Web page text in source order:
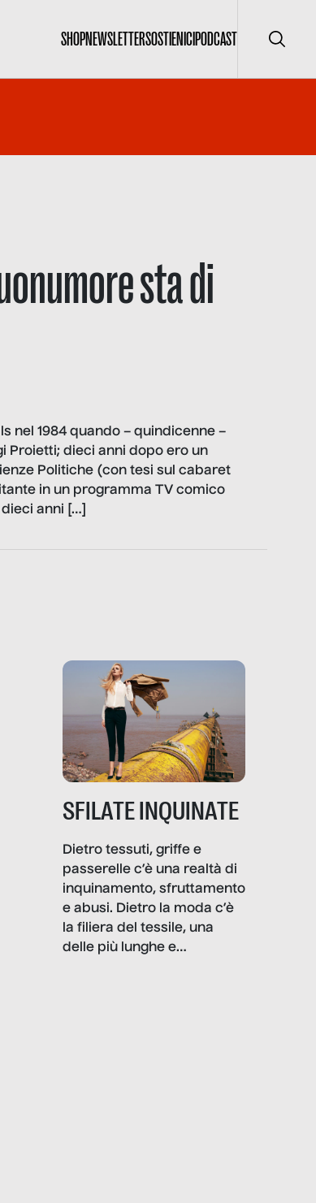
SHOPNEWSLETTERSOSTIENICIPODCAST Cerca
sta di
nel 1984 quando – quindicenne –
Proietti; dieci anni dopo ero un
Politiche (con tesi sul cabaret
in un programma TV comico
anni […]
SFILATE INQUINATE
Dietro tessuti, griffe e
passerelle c’è una realtà di
inquinamento, sfruttamento
e abusi. Dietro la moda c’è
la filiera del tessile, una
delle più lunghe e